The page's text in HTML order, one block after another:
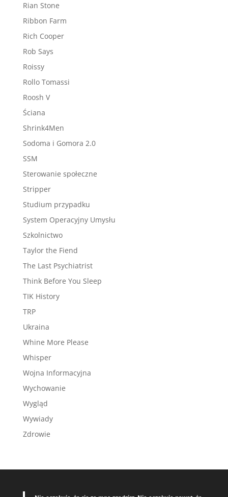
Rian Stone
Ribbon Farm
Rich Cooper
Rob Says
Roissy
Rollo Tomassi
Roosh V
Ściana
Shrink4Men
Sodoma i Gomora 2.0
SSM
Sterowanie społeczne
Stripper
Studium przypadku
System Operacyjny Umysłu
Szkolnictwo
Taylor the Fiend
The Last Psychiatrist
Think Before You Sleep
TIK History
TRP
Ukraina
Whine More Please
Whisper
Wojna Informacyjna
Wychowanie
Wygląd
Wywiady
Zdrowie